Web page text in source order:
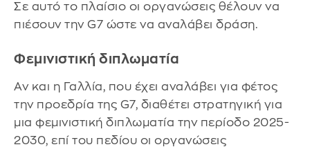
Σε αυτό το πλαίσιο οι οργανώσεις θέλουν να
πιέσουν την G7 ώστε να αναλάβει δράση.
Φεμινιστική διπλωματία
Αν και η Γαλλία, που έχει αναλάβει για φέτος
την προεδρία της G7, διαθέτει στρατηγική για
μια φεμινιστική διπλωματία την περίοδο 2025-
2030, επί του πεδίου οι οργανώσεις